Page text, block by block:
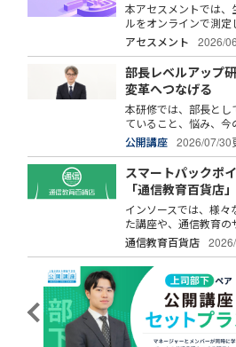
本アセスメントでは
ルをオンラインで測定
アセスメント
2026/
部長レベルアップ
変革へつなげる
本研修では、部長とし
ていること、悩み、今
公開講座
2026/07/30
スマートパックポ
「通信教育百貨店」
インソースでは、様
た講座や、通信教育の
通信教育百貨店